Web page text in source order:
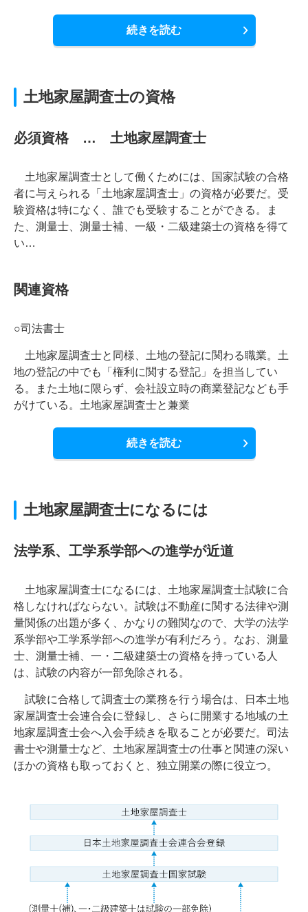
続きを読む
土地家屋調査士の資格
必須資格 … 土地家屋調査士
土地家屋調査士として働くためには、国家試験の合格
者に与えられる「土地家屋調査士」の資格が必要だ。受
験資格は特になく、誰でも受験することができる。ま
た、測量士、測量士補、一級・二級建築士の資格を得て
い…
関連資格
○司法書士
土地家屋調査士と同様、土地の登記に関わる職業。土
地の登記の中でも「権利に関する登記」を担当してい
る。また土地に限らず、会社設立時の商業登記なども手
がけている。土地家屋調査士と兼業
続きを読む
土地家屋調査士になるには
法学系、工学系学部への進学が近道
土地家屋調査士になるには、土地家屋調査士試験に合
格しなければならない。試験は不動産に関する法律や測
量関係の出題が多く、かなりの難関なので、大学の法学
系学部や工学系学部への進学が有利だろう。なお、測量
士、測量士補、一・二級建築士の資格を持っている人
は、試験の内容が一部免除される。
試験に合格して調査士の業務を行う場合は、日本土地
家屋調査士会連合会に登録し、さらに開業する地域の土
地家屋調査士会へ入会手続きを取ることが必要だ。司法
書士や測量士など、土地家屋調査士の仕事と関連の深い
ほかの資格も取っておくと、独立開業の際に役立つ。